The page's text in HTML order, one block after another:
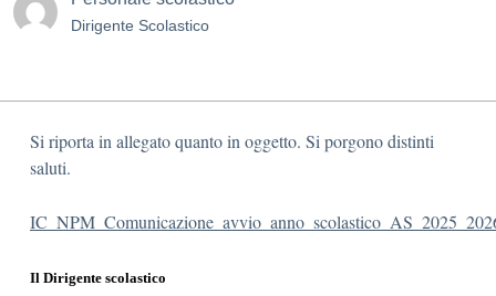
Dirigente Scolastico
Si riporta in allegato quanto in oggetto. Si porgono distinti
saluti.
Il Dirigente scolastico